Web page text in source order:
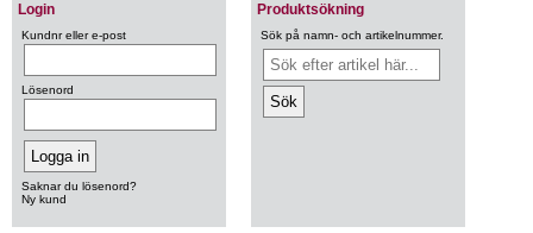
Login
Kundnr eller e-post
Lösenord
Saknar du lösenord?
Ny kund
Produktsökning
Sök på namn- och artikelnummer.